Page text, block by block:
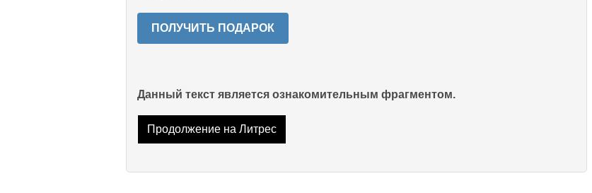
ПОЛУЧИТЬ ПОДАРОК
Данный текст является ознакомительным фрагментом.
Продолжение на Литрес